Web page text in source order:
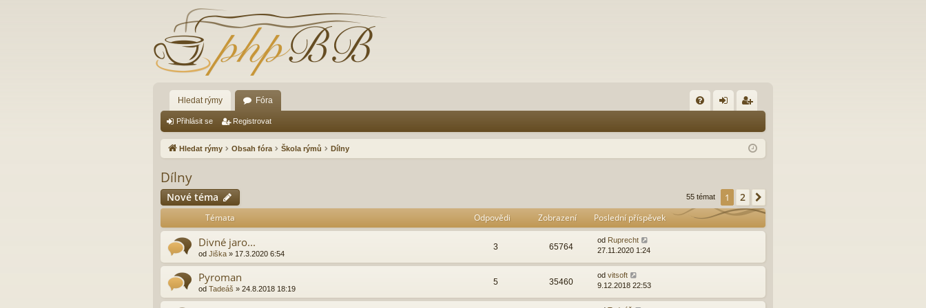
Hledat rýmy Fóra
Q lá ist
Přihlásit se Registrovat
Hledat rýmy Obsah fóra Škola rýmů Dílny
Dílny
Nové téma 55 témat 1 2
Témata Odpovědi Zobrazení Poslední příspěvek
Divné jaro...
od Jiška » 17.3.2020 6:54
3 65764
od Ruprecht
27.11.2020 1:24
Pyroman
od Tadeáš » 24.8.2018 18:19
5 35460
od vitsoft
9.12.2018 22:53